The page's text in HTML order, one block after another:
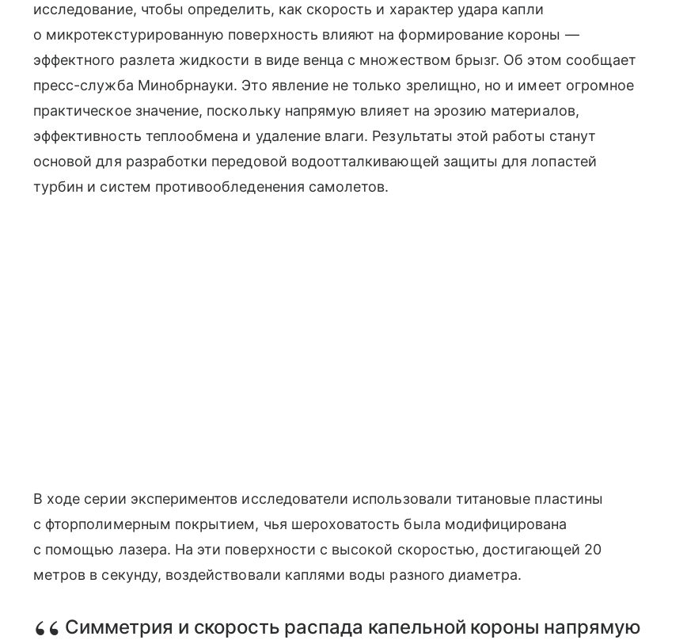
исследование, чтобы определить, как скорость и характер удара капли
о микротекстурированную поверхность влияют на формирование короны —
эффектного разлета жидкости в виде венца с множеством брызг. Об этом сообщает
пресс-служба Минобрнауки. Это явление не только зрелищно, но и имеет огромное
практическое значение, поскольку напрямую влияет на эрозию материалов,
эффективность теплообмена и удаление влаги. Результаты этой работы станут
основой для разработки передовой водоотталкивающей защиты для лопастей
турбин и систем противообледенения самолетов.
В ходе серии экспериментов исследователи использовали титановые пластины
с фторполимерным покрытием, чья шероховатость была модифицирована
с помощью лазера. На эти поверхности с высокой скоростью, достигающей 20
метров в секунду, воздействовали каплями воды разного диаметра.
Симметрия и скорость распада капельной короны напрямую